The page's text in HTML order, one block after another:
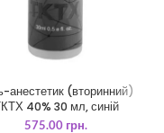
анестетик (вторинний)
40% 30 мл, синій
575.00 грн.